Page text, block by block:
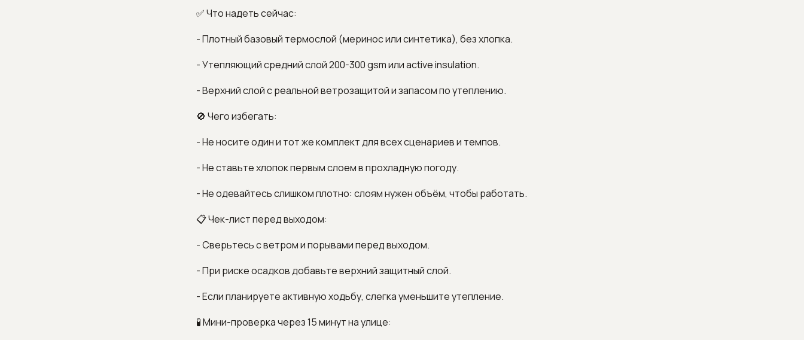
✅ Что надеть сейчас:
- Плотный базовый термослой (меринос или синтетика), без хлопка.
- Утепляющий средний слой 200-300 gsm или active insulation.
- Верхний слой с реальной ветрозащитой и запасом по утеплению.
🚫 Чего избегать:
- Не носите один и тот же комплект для всех сценариев и темпов.
- Не ставьте хлопок первым слоем в прохладную погоду.
- Не одевайтесь слишком плотно: слоям нужен объём, чтобы работать.
📋 Чек-лист перед выходом:
- Сверьтесь с ветром и порывами перед выходом.
- При риске осадков добавьте верхний защитный слой.
- Если планируете активную ходьбу, слегка уменьшите утепление.
🧪 Мини-проверка через 15 минут на улице: